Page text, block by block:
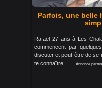
Parfois, une belle
Rafael 27 ans à Les
commencent par
discuter et peut-être de se
te connaître.
Annonce